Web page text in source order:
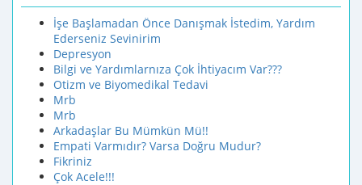
İşe Başlamadan Önce Danışmak İstedim, Yardım
Ederseniz Sevinirim
Depresyon
Bilgi ve Yardımlarnıza Çok İhtiyacım Var???
Otizm ve Biyomedikal Tedavi
Mrb
Mrb
Arkadaşlar Bu Mümkün Mü!!
Empati Varmıdır? Varsa Doğru Mudur?
Fikriniz
Çok Acele!!!